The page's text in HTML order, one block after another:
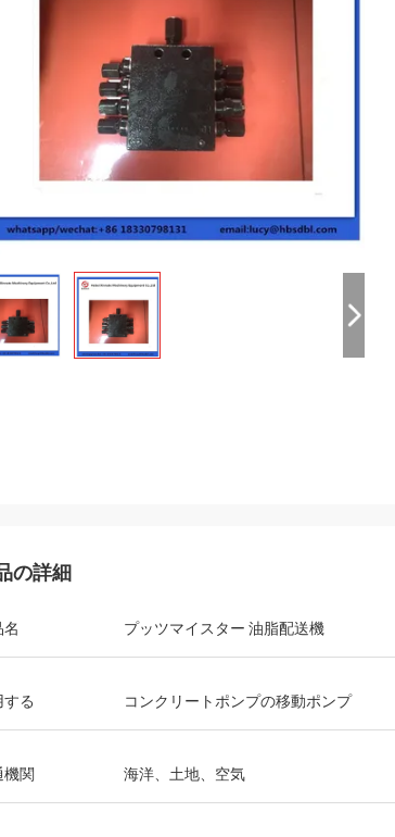
の詳細
名 プッツマイスター 油脂配送機
する コンクリートポンプの移動ポンプ
機関 海洋、土地、空気